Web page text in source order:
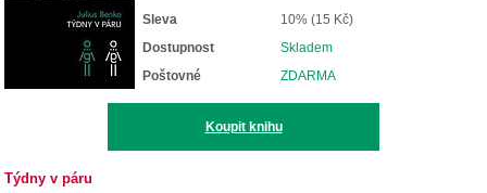
Sleva
10% (15 Kč)
Dostupnost
Skladem
Poštovné
ZDARMA
Koupit knihu
Týdny v páru